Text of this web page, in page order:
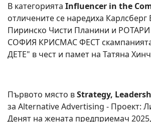
В категорията Influencer in the
отличените се наредиха Карлсберг
Пиринско Чисти Планини и
СОФИЯ КРИСМАС ФЕСТ
ДЕТЕ" в чест и памет на Татяна
Първото място вStrategy,
за Alternative Advertising - Проект:
Денят на жената предприемач